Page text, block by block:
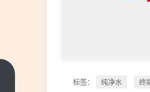
标签： 纯净水 终